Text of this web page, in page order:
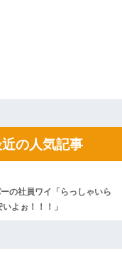
てはいけない植物」を小
た4万4000円のフィギュ
鳴らされ彼氏が逆切れ。
怒鳴りだし...
の治験募集がこちらｗｗ
氏、高速道路左車線を制
の人気記事
の社員ワイ「らっしゃいら
よぉ！！！」